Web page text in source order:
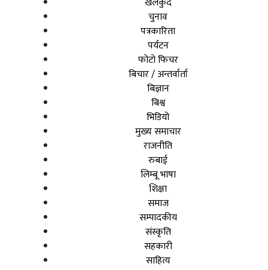
चुनाव
पत्रकारिता
पर्यटन
फोटो फिचर
बिचार / अन्तर्वार्ता
बिज्ञान
बिश्व
भिडियो
मुख्य समाचार
राजनीति
रुबाई
लिम्बू भाषा
शिक्षा
समाज
सम्पादकीय
संस्कृति
सहकारी
साहित्य